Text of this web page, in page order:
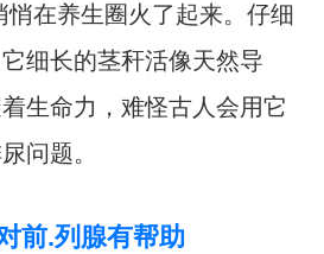
悄在养生圈火了起来。仔细
细长的茎秆活像天然导
生命力，难怪古人会用它
问题。
前.列腺有帮助